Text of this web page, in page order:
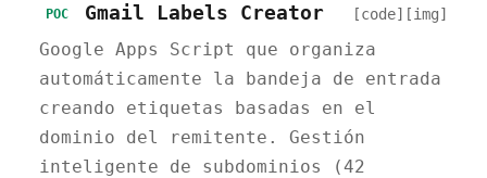
POC Gmail Labels Creator [code] [img]
Google Apps Script que organiza
automáticamente la bandeja de entrada
creando etiquetas basadas en el
dominio del remitente. Gestión
inteligente de subdominios (42